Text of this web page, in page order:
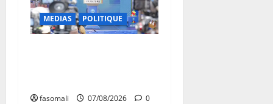
MEDIAS POLITIQUE
fasomali 07/08/2026 0